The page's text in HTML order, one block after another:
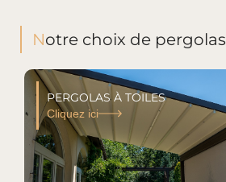
Notre choix de pergolas
PERGOLAS À TOILES
Cliquez ici